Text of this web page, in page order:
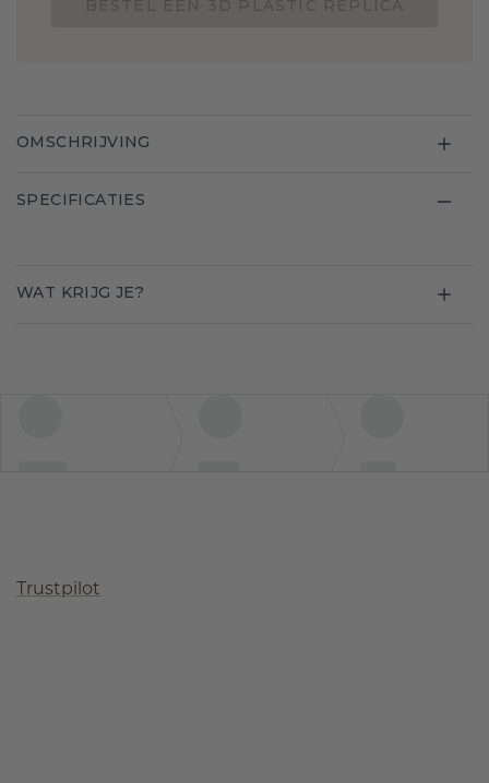
OMSCHRIJVING
SPECIFICATIES
WAT KRIJG JE?
Trustpilot